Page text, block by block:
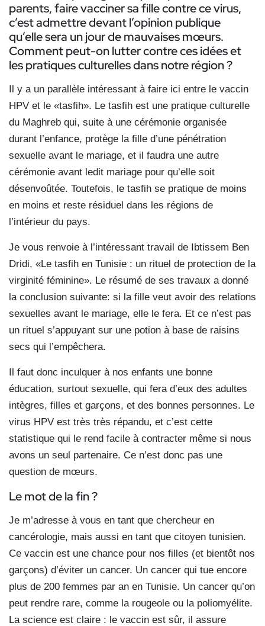
parents, faire vacciner sa fille contre ce virus,
c’est admettre devant l’opinion publique
qu’elle sera un jour de mauvaises mœurs.
Comment peut-on lutter contre ces idées et
les pratiques culturelles dans notre région ?
Il y a un parallèle intéressant à faire ici entre le vaccin
HPV et le «tasfih». Le tasfih est une pratique culturelle
du Maghreb qui, suite à une cérémonie organisée
durant l’enfance, protège la fille d’une pénétration
sexuelle avant le mariage, et il faudra une autre
cérémonie avant ledit mariage pour qu’elle soit
désenvoûtée. Toutefois, le tasfih se pratique de moins
en moins et reste résiduel dans les régions de
l’intérieur du pays.
Je vous renvoie à l’intéressant travail de Ibtissem Ben
Dridi, «Le tasfih en Tunisie : un rituel de protection de la
virginité féminine». Le résumé de ses travaux a donné
la conclusion suivante: si la fille veut avoir des relations
sexuelles avant le mariage, elle le fera. Et ce n’est pas
un rituel s’appuyant sur une potion à base de raisins
secs qui l’empêchera.
Il faut donc inculquer à nos enfants une bonne
éducation, surtout sexuelle, qui fera d’eux des adultes
intègres, filles et garçons, et des bonnes personnes. Le
virus HPV est très très répandu, et c’est cette
statistique qui le rend facile à contracter même si nous
avons un seul partenaire. Ce n’est donc pas une
question de mœurs.
Le mot de la fin ?
Je m’adresse à vous en tant que chercheur en
cancérologie, mais aussi en tant que citoyen tunisien.
Ce vaccin est une chance pour nos filles (et bientôt nos
garçons) d’éviter un cancer. Un cancer qui tue encore
plus de 200 femmes par an en Tunisie. Un cancer qu’on
peut rendre rare, comme la rougeole ou la poliomyélite.
La science est claire : le vaccin est sûr, il assure